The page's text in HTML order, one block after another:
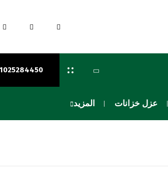
عزل خزانات المزيد